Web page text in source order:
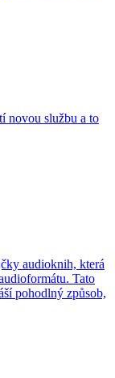
novou službu a to
audioknih, která
Tato
pohodlný způsob,